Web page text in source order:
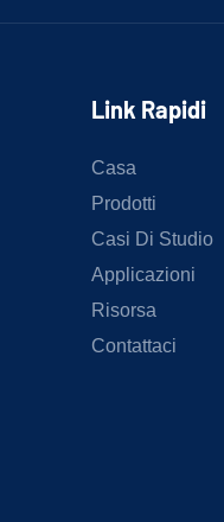
Link Rapidi
Casa
Prodotti
Casi Di Studio
Applicazioni
Risorsa
Contattaci